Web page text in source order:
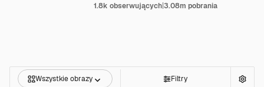
1.8k obserwujących|3.08m pobrania
Wszystkie obrazy Filtry